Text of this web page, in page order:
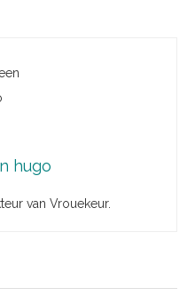
hugo
van Vrouekeur.